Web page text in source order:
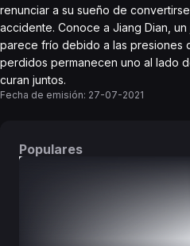
renunciar a su sueño de
accidente. Conoce a Jiang Dian,
parece frío debido a las presiones
perdidos permanecen uno al lado
curan juntos.
Fecha de emisión: 27-07-2021
Populares